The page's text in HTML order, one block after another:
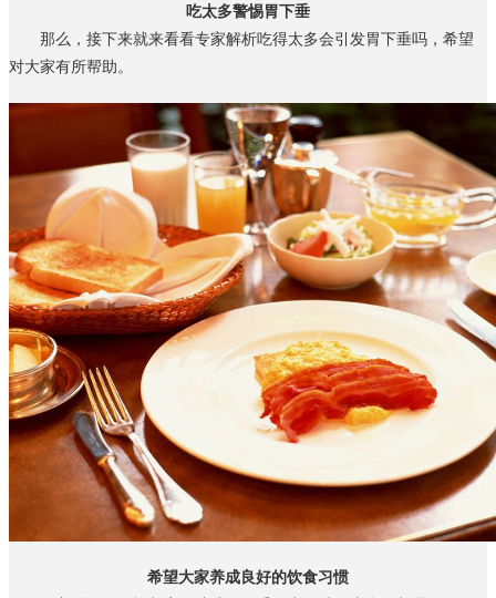
吃太多警惕胃下垂
那么，接下来就来看看专家解析吃得太多会引发胃下垂吗，希望
对大家有所帮助。
希望大家养成良好的饮食习惯